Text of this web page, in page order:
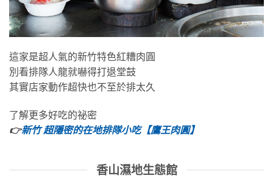
這家是超人氣的新竹特色紅糟肉圓
別看排隊人龍就嚇得打退堂鼓
其實店家動作超快也不至於排太久
了解更多好吃的祕密
👉新竹 超隱密的在地排隊小吃【鷹王肉圓】
香山濕地生態館